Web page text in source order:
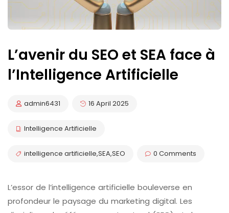
L’avenir du SEO et SEA face à
l’Intelligence Artificielle
admin6431 16 April 2025
Intelligence Artificielle
intelligence artificielle,SEA,SEO 0 Comments
L’essor de l’intelligence artificielle bouleverse en
profondeur le paysage du marketing digital. Les